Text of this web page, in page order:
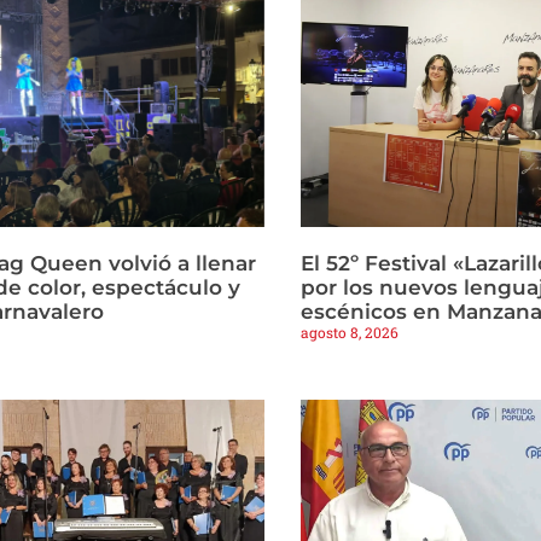
Queen volvió a llenar
color, espectáculo y
El 52º Festival
por los nuevos
escénicos en
agosto 8, 2026